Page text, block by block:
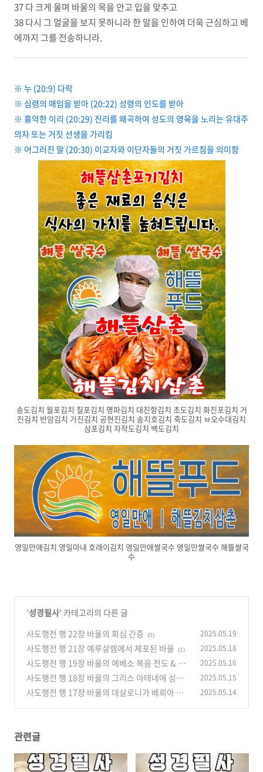
37 다 크게 울며 바울의 목을 안고 입을 맞추고
38 다시 그 얼굴을 보지 못하니라 한 말을 인하여 더욱 근심하고 베
에까지 그를 전송하니라.
※ 누 (20:9) 다락
※ 심령의 매임을 받아 (20:22) 성령의 인도를 받아
※ 흉악한 이리 (20:29) 진리를 왜곡하여 성도의 영육을 노리는 유대주
의자 또는 거짓 선생을 가리킴
※ 어그러진 말 (20:30) 이교자와 이단자들의 거짓 가르침을 의미함
송도김치 월포김치 칠포김치 명파김치 대진항김치 초도김치 화진포김치 거
진김치 반암김치 가진김치 공현진김치 송지호김치 죽도김치 ㅂ오수대김치
삼포김치 자작도김치 백도김치
영일만애김치 영일마내 호래이김치 영일만애쌀국수 영일만쌀국수 해뜰쌀국
수
'성경필사' 카테고리의 다른 글
사도행전 행 22장 바울의 회심 간증
(0) 2025.05.19
사도행전 행 21장 예루살렘에서 체포된 바울 (1) 2025.05.18
사도행전 행 19장 바울의 에베소 복음 전도 & 우
상 만드는 사람들의 소동
(1)
2025.05.16
사도행전 행 18장 바울의 그리스 아테네에 성공
치 못한 전도사역 & 성공한 그린도 전도사역
(1)
2025.05.15
사도행전 행 17장 바울의 데살로니가 베뢰아 아
2025.05.14
관련글